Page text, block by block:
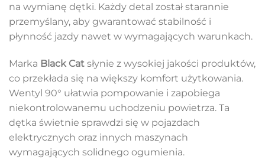
na wymianę dętki. Każdy detal został starannie
przemyślany, aby gwarantować stabilność i
płynność jazdy nawet w wymagających warunkach.
Marka Black Cat słynie z wysokiej jakości produktów,
co przekłada się na większy komfort użytkowania.
Wentyl 90° ułatwia pompowanie i zapobiega
niekontrolowanemu uchodzeniu powietrza. Ta
dętka świetnie sprawdzi się w pojazdach
elektrycznych oraz innych maszynach
wymagających solidnego ogumienia.